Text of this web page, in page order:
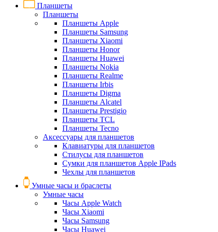
Планшеты
Планшеты
Планшеты Apple
Планшеты Samsung
Планшеты Xiaomi
Планшеты Honor
Планшеты Huawei
Планшеты Nokia
Планшеты Realme
Планшеты Irbis
Планшеты Digma
Планшеты Alcatel
Планшеты Prestigio
Планшеты TCL
Планшеты Tecno
Аксессуары для планшетов
Клавиатуры для планшетов
Стилусы для планшетов
Сумки для планшетов Apple IPads
Чехлы для планшетов
Умные часы и браслеты
Умные часы
Часы Apple Watch
Часы Xiaomi
Часы Samsung
Часы Huawei